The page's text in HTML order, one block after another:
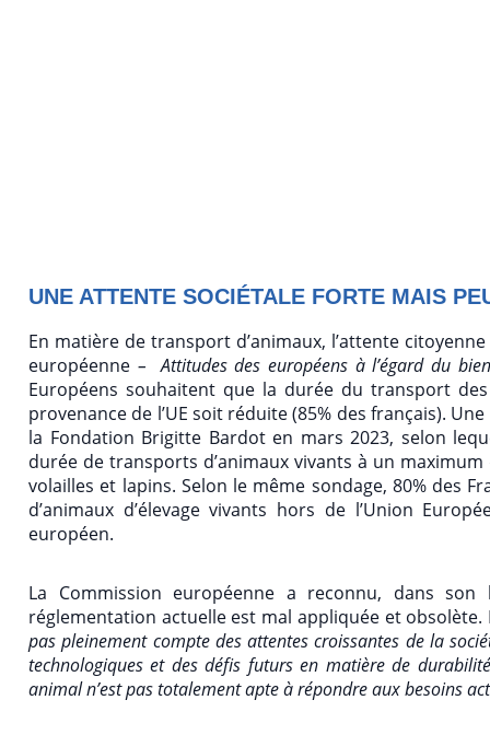
UNE ATTENTE SOCIÉTALE FORTE MAIS
En matière de transport d’animaux, l’attente
européenne – Attitudes des européens à l’égard du
Européens souhaitent que la durée du transport
provenance de l’UE soit réduite (85% des français).
la Fondation Brigitte Bardot en mars 2023, selon
durée de transports d’animaux vivants à un
volailles et lapins. Selon le même sondage, 80% des
d’animaux d’élevage vivants hors de l’Union
européen.
La Commission européenne a reconnu, dans
réglementation actuelle est mal appliquée et
pas pleinement compte des attentes croissantes de la
technologiques et des défis futurs en matière de
animal n’est pas totalement apte à répondre aux besoins